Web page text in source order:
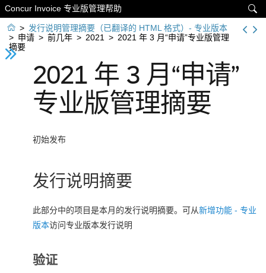

Concur Invoice 专业版管理帮助
 > 发行说明管理摘要（已翻译的 HTML 格式）- 专业版本
> 申请 > 前几年 > 2021 > 2021 年 3 月“申请”专业版管理
摘要
2021 年 3 月“申请”
专业版管理摘要
初始发布
发行说明摘要
此部分中的项目是本月的发行说明摘要。可从新增功能 - 专业
版本访问专业版本发行说明
验证